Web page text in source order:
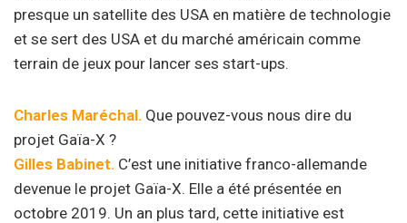
presque un satellite des USA en matière de technologie
et se sert des USA et du marché américain comme
terrain de jeux pour lancer ses start-ups.
Charles Maréchal. Que pouvez-vous nous dire du
projet Gaïa-X ?
Gilles Babinet. C’est une initiative franco-allemande
devenue le projet Gaïa-X. Elle a été présentée en
octobre 2019. Un an plus tard, cette initiative est